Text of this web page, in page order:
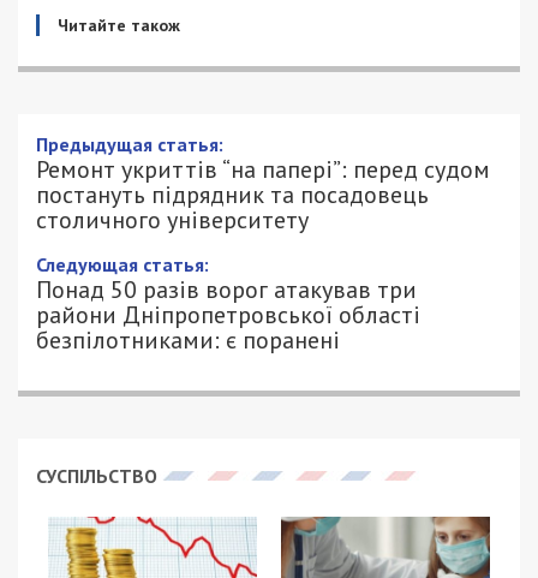
Читайте також
Предыдущая статья:
Ремонт укриттів “на папері”: перед судом
постануть підрядник та посадовець
столичного університету
Следующая статья:
Понад 50 разів ворог атакував три
райони Дніпропетровської області
безпілотниками: є поранені
СУСПІЛЬСТВО